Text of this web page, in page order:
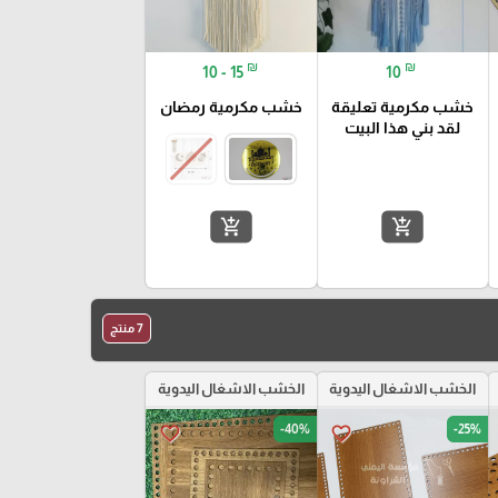
10 ₪
خشب مكرمية تعليقة
لقد بني هذا البيت
add_shopping_cart
10 - 15 ₪
خشب مكرمية رمضان
add_shopping_cart
7 منتج
الخشب الاشغال اليدوية
favorite_border -25%
الخشب الاشغال اليدوية
favorite_border -40%